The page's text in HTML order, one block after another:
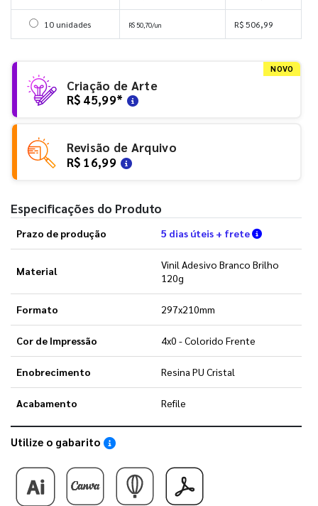
Selecionar 10 unidades
10 unidades R$ 50,70/un R$ 506,99
NOVO
Criação de Arte
R$ 45,99*
Revisão de Arquivo
R$ 16,99
Especificações do Produto
Prazo de produção 5 dias úteis + frete Verifique
Material
Vinil Adesivo Branco Brilho
120g
Formato 297x210mm
Cor de Impressão 4x0 - Colorido Frente
Enobrecimento Resina PU Cristal
Acabamento Refile
Utilize o gabarito Saiba como utilizar os nossos gabaritos